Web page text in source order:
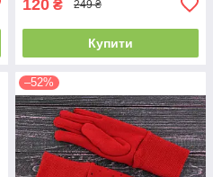
120 ₴ 249 ₴
Купити
–52%